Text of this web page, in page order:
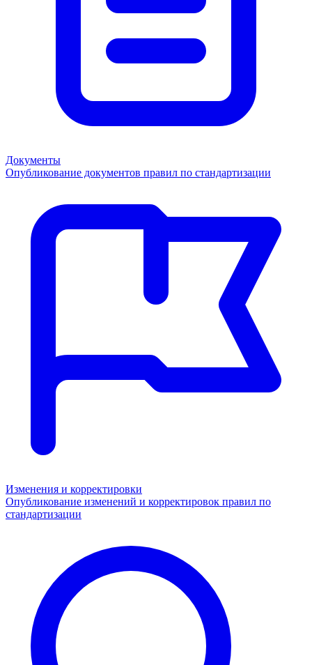
Документы
Опубликование документов правил по стандартизации
Изменения и корректировки
Опубликование изменений и корректировок правил по
стандартизации